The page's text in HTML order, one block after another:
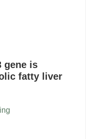
gene is
fatty liver